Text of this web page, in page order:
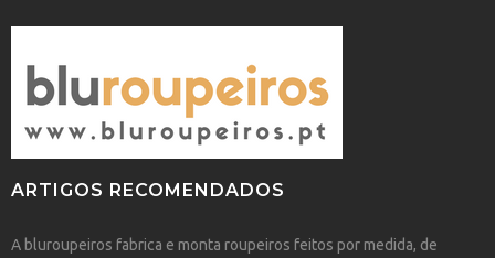
ARTIGOS RECOMENDADOS
A bluroupeiros fabrica e monta roupeiros feitos por medida, de